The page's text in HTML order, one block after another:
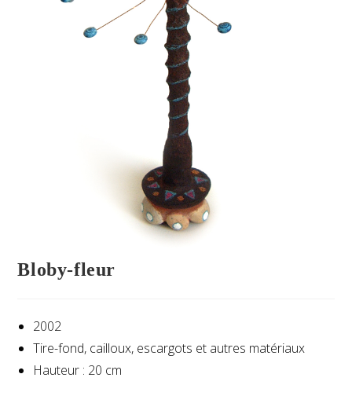
Bloby-fleur
2002
Tire-fond, cailloux, escargots et autres matériaux
Hauteur : 20 cm